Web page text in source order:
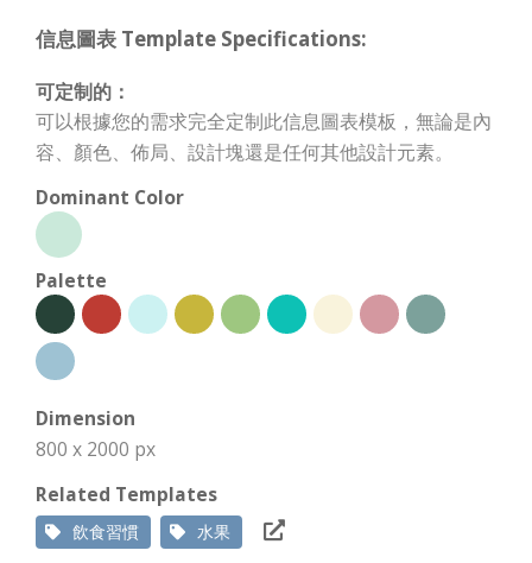
信息圖表 Template Specifications:
可定制的：
可以根據您的需求完全定制此信息圖表模板，無論是內
容、顏色、佈局、設計塊還是任何其他設計元素。
Dominant Color
Palette
Dimension
800 x 2000 px
Related Templates
飲食習慣 水果